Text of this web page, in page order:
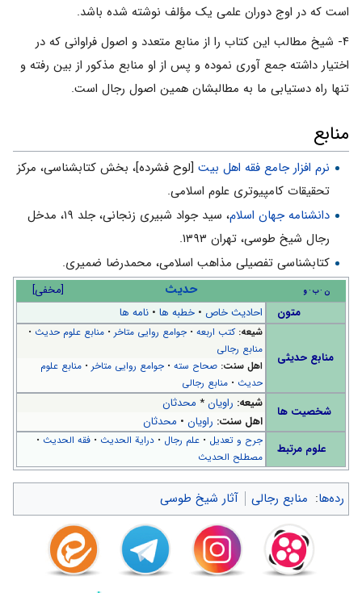
است که در اوج دوران علمى یک مؤلف نوشته شده باشد.
۴- شیخ مطالب این کتاب را از منابع متعدد و اصول فراوانى که در
اختیار داشته جمع آورى نموده و پس از او منابع مذکور از بین رفته و
تنها راه دستیابى ما به مطالبشان همین اصول رجال است.
منابع
نرم افزار جامع فقه اهل بیت[لوح فشرده]، بخش کتابشناسی، مرکز
تحقیقات کامپیوتری علوم اسلامی.
دانشنامه جهان اسلام
، سید جواد شبیری زنجانی، جلد ۱۹، مدخل
رجال شیخ طوسی، تهران ۱۳۹۳.
کتابشناسی تفصیلی مذاهب اسلامی، محمدرضا ضمیری.
[مخفی] ن ب و حدیث
متون احادیث خاص •خطبه ها •نامه ها
منابع حدیثی
شیعه: کتب اربعه• جوامع روایی متاخر • منابع علوم حدیث •
منابع رجالی
اهل سنت: صحاح سته• جوامع روایی متاخر• منابع علوم
حدیث • منابع رجالی
شخصیت ها
شیعه: راویان* محدثان
اهل سنت: راویان • محدثان
علوم مرتبط
جرح و تعدیل • علم رجال • درایة الحدیث • فقه الحدیث •
مصطلح الحدیث
رده‌ها: منابع رجالی آثار شیخ طوسی